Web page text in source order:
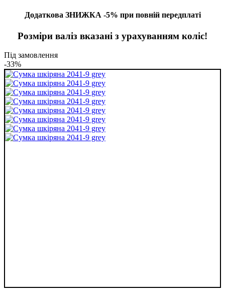
Додаткова ЗНИЖКА -5% при повній передплаті
Розміри валіз вказані з урахуванням коліс!
Під замовлення
-33%